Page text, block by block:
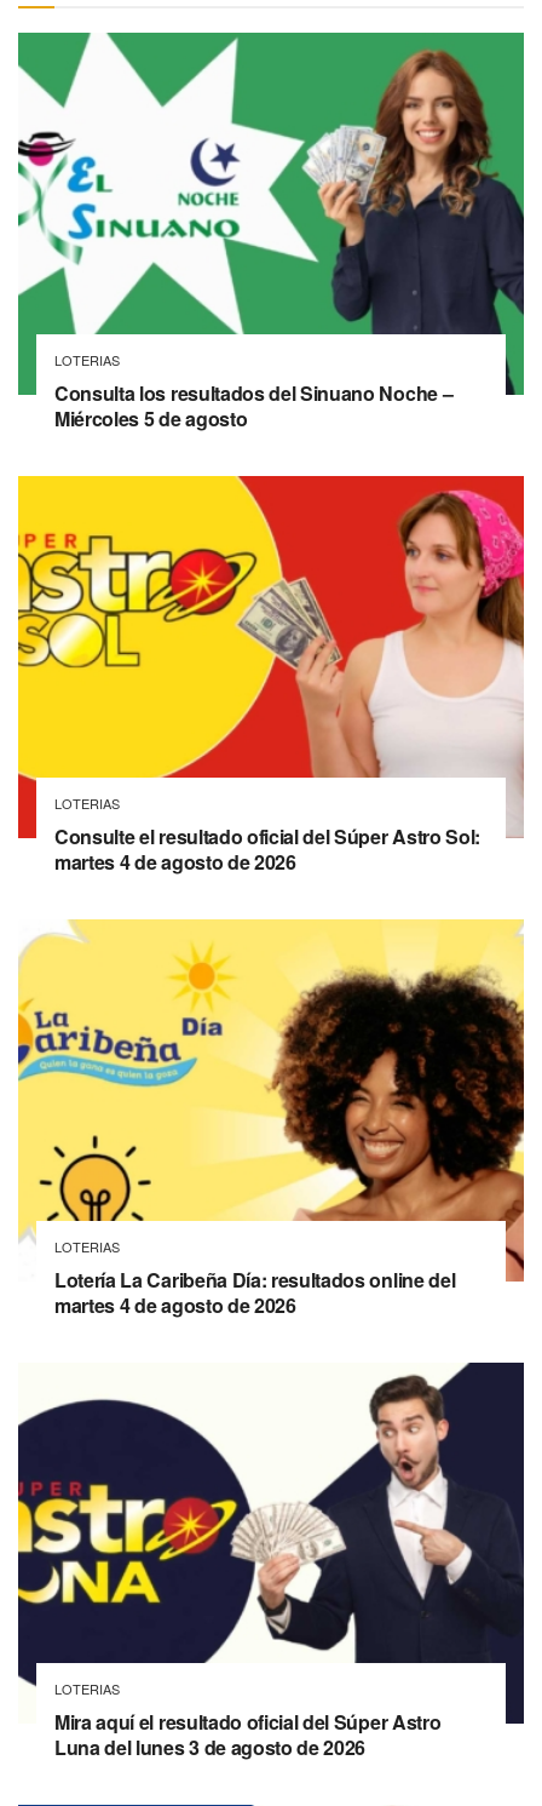
LOTERIAS
Consulta los resultados del Sinuano Noche –
Miércoles 5 de agosto
LOTERIAS
Consulte el resultado oficial del Súper Astro Sol:
martes 4 de agosto de 2026
LOTERIAS
Lotería La Caribeña Día: resultados online del
martes 4 de agosto de 2026
LOTERIAS
Mira aquí el resultado oficial del Súper Astro
Luna del lunes 3 de agosto de 2026